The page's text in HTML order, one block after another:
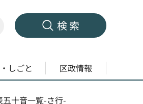
検索
しごと 区政情報
十音一覧-さ行-